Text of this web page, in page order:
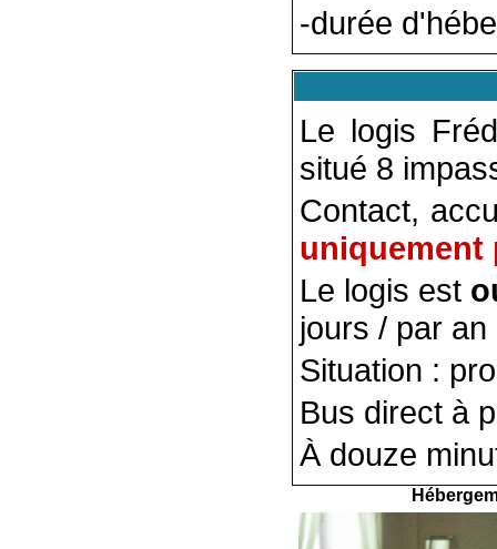
-durée
Le logis
situé 8
Contact,
uniquement
Le logis est
jours / par an
Situation :
Bus direct à
À douze